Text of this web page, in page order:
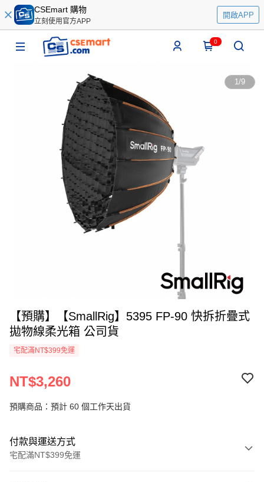
CSEmart 購物
立刻使用官方APP
開啟APP
0
1/9
【預購】【SmallRig】5395 FP-90 快拆折疊式
拋物線柔光箱 公司貨
宅配滿NT$399免運
NT$3,260
預購商品：預計 60 個工作天出貨
付款與運送方式
宅配滿NT$399免運